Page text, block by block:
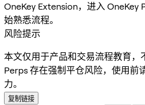
OneKey Extension，进入 OneKey
始熟悉流程。
风险提示
本文仅用于产品和交易流程教育，
Perps 存在强制平仓风险，使用前
力。
复制链接